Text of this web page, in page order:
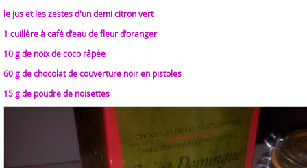
le jus et les zestes d'un demi citron vert
1 cuillère à café d'eau de fleur d'oranger
10 g de noix de coco râpée
60 g de chocolat de couverture noir en pistoles
15 g de poudre de noisettes